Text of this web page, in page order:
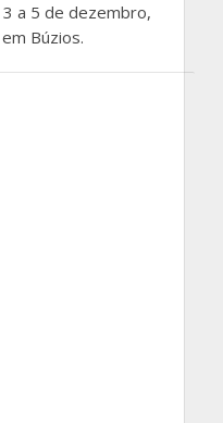
a 5 de dezembro,
Búzios.